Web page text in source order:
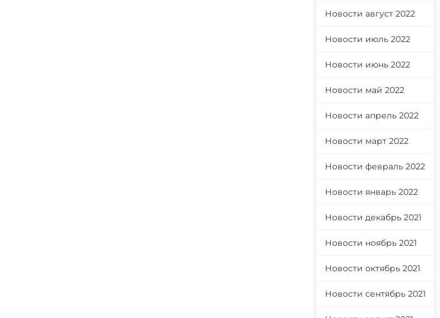
Новости август 2022
Новости июль 2022
Новости июнь 2022
Новости май 2022
Новости апрель 2022
Новости март 2022
Новости февраль 2022
Новости январь 2022
Новости декабрь 2021
Новости ноябрь 2021
Новости октябрь 2021
Новости сентябрь 2021